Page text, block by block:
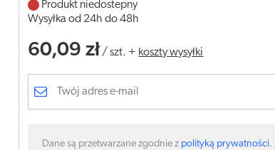
Produkt niedostepny
Wysyłka od 24h do 48h
60,09 zł /szt. + koszty wysyłki
Dane są przetwarzane zgodnie z polityką prywatności.